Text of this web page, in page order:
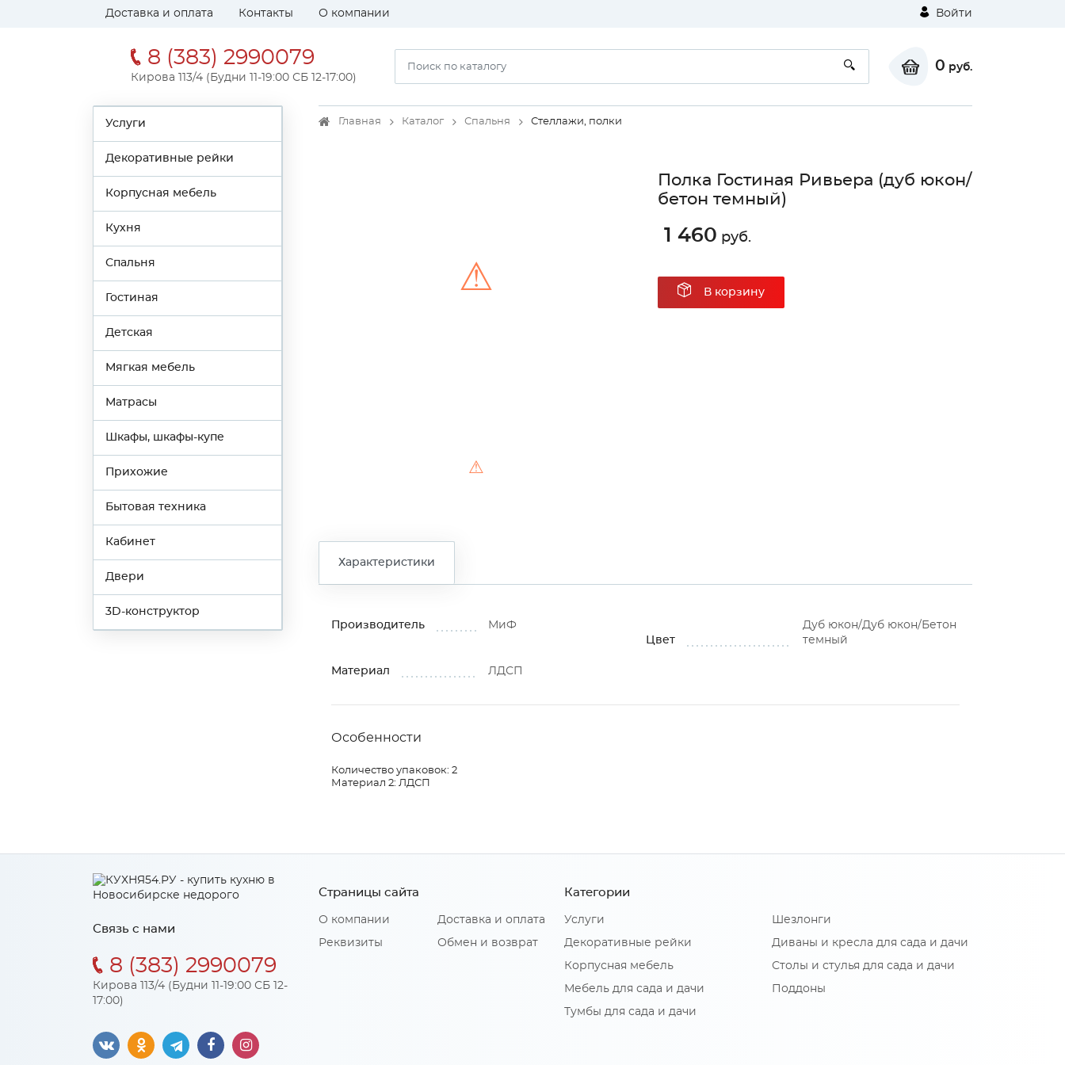
Доставка и оплата Контакты О компании Войти
8 (383) 2990079
Кирова 113/4 (Будни 11-19:00 СБ 12-17:00)
0 руб.
Услуги
Декоративные рейки
Корпусная мебель
Кухня
Спальня
Гостиная
Детская
Мягкая мебель
Матрасы
Шкафы, шкафы-купе
Прихожие
Бытовая техника
Кабинет
Двери
3D-конструктор
Главная Каталог Спальня Стеллажи, полки
⚠
⚠
Полка Гостиная Ривьера (дуб юкон/
бетон темный)
1 460 руб.
В корзину
Характеристики
Производитель
МиФ
Цвет
Дуб юкон/Дуб юкон/Бетон
темный
Материал ЛДСП
Особенности
Количество упаковок: 2
Материал 2: ЛДСП
Связь с нами
8 (383) 2990079
Кирова 113/4 (Будни 11-19:00 СБ 12-
17:00)
Страницы сайта
О компании
Реквизиты
Доставка и оплата
Обмен и возврат
Категории
Услуги
Декоративные рейки
Корпусная мебель
Мебель для сада и дачи
Тумбы для сада и дачи
Шезлонги
Диваны и кресла для сада и дачи
Столы и стулья для сада и дачи
Поддоны